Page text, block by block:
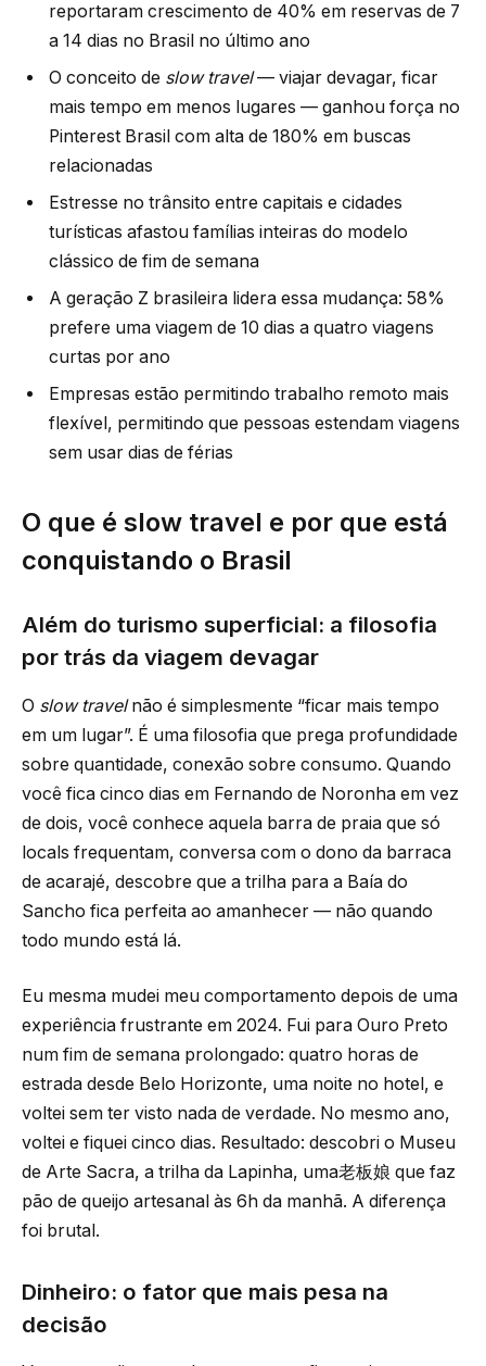
reportaram crescimento de 40% em reservas de 7
a 14 dias no Brasil no último ano
O conceito de slow travel— viajar devagar, ficar
mais tempo em menos lugares — ganhou força no
Pinterest Brasil com alta de 180% em buscas
relacionadas
Estresse no trânsito entre capitais e cidades
turísticas afastou famílias inteiras do modelo
clássico de fim de semana
A geração Z brasileira lidera essa mudança: 58%
prefere uma viagem de 10 dias a quatro viagens
curtas por ano
Empresas estão permitindo trabalho remoto mais
flexível, permitindo que pessoas estendam viagens
sem usar dias de férias
O que é slow travel e por que está
conquistando o Brasil
Além do turismo superficial: a filosofia
por trás da viagem devagar
O slow travelnão é simplesmente “ficar mais tempo
em um lugar”. É uma filosofia que prega profundidade
sobre quantidade, conexão sobre consumo. Quando
você fica cinco dias em Fernando de Noronha em vez
de dois, você conhece aquela barra de praia que só
locals frequentam, conversa com o dono da barraca
de acarajé, descobre que a trilha para a Baía do
Sancho fica perfeita ao amanhecer — não quando
todo mundo está lá.
Eu mesma mudei meu comportamento depois de uma
experiência frustrante em 2024. Fui para Ouro Preto
num fim de semana prolongado: quatro horas de
estrada desde Belo Horizonte, uma noite no hotel, e
voltei sem ter visto nada de verdade. No mesmo ano,
voltei e fiquei cinco dias. Resultado: descobri o Museu
de Arte Sacra, a trilha da Lapinha, uma老板娘 que faz
pão de queijo artesanal às 6h da manhã. A diferença
foi brutal.
Dinheiro: o fator que mais pesa na
decisão